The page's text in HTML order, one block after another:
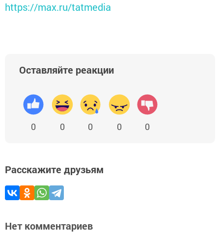
https://max.ru/tatmedia
Оставляйте реакции
0 0 0 0 0
Расскажите друзьям
Нет комментариев